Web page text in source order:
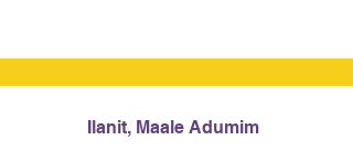
Ilanit, Maale Adumim